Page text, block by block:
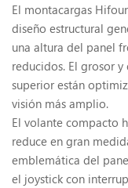
El montacargas
diseño estructural
una altura del panel
reducidos. El grosor
superior están
visión más amplio.
El volante compacto
reduce en gran
emblemática del
el joystick con